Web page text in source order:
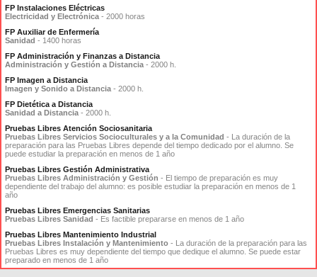
FP Instalaciones Eléctricas
Electricidad y Electrónica - 2000 horas
FP Auxiliar de Enfermería
Sanidad - 1400 horas
FP Administración y Finanzas a Distancia
Administración y Gestión a Distancia - 2000 h.
FP Imagen a Distancia
Imagen y Sonido a Distancia - 2000 h.
FP Dietética a Distancia
Sanidad a Distancia - 2000 h.
Pruebas Libres Atención Sociosanitaria
Pruebas Libres Servicios Socioculturales y a la Comunidad - La duración de la
preparación para las Pruebas Libres depende del tiempo dedicado por el alumno. Se
puede estudiar la preparación en menos de 1 año
Pruebas Libres Gestión Administrativa
Pruebas Libres Administración y Gestión - El tiempo de preparación es muy
dependiente del trabajo del alumno: es posible estudiar la preparación en menos de 1
año
Pruebas Libres Emergencias Sanitarias
Pruebas Libres Sanidad - Es factible prepararse en menos de 1 año
Pruebas Libres Mantenimiento Industrial
Pruebas Libres Instalación y Mantenimiento - La duración de la preparación para las
Pruebas Libres es muy dependiente del tiempo que dedique el alumno. Se puede estar
preparado en menos de 1 año